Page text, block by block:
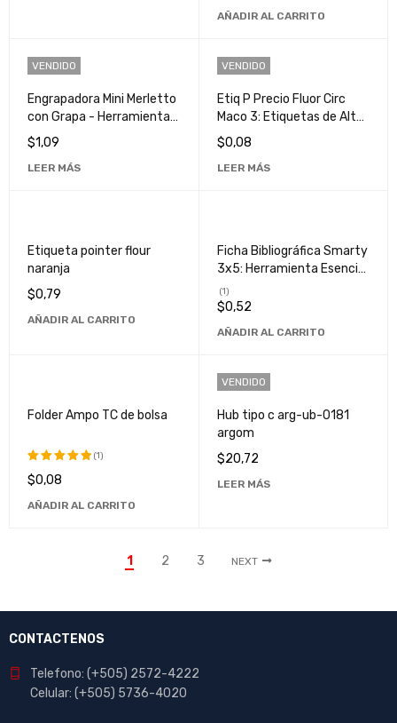
AÑADIR AL CARRITO
VENDIDO
Engrapadora Mini Merletto
con Grapa - Herramienta
de Oficina Compacta y
Eficiente
$1,09
LEER MÁS
VENDIDO
Etiq P Precio Fluor Circ
Maco 3: Etiquetas de Alta
Calidad y Durabilidad
$0,08
LEER MÁS
Etiqueta pointer flour
naranja
$0,79
AÑADIR AL CARRITO
Ficha Bibliográfica Smarty
3x5: Herramienta Esencial
para Organización y
Referencia
(1)
$0,52
AÑADIR AL CARRITO
Folder Ampo TC de bolsa
Valorado
de 5
(1)
$0,08
AÑADIR AL CARRITO
VENDIDO
Hub tipo c arg-ub-0181
argom
$20,72
LEER MÁS
1 2 3 NEXT
CONTACTENOS
Telefono: (+505) 2572-4222
Celular: (+505) 5736-4020